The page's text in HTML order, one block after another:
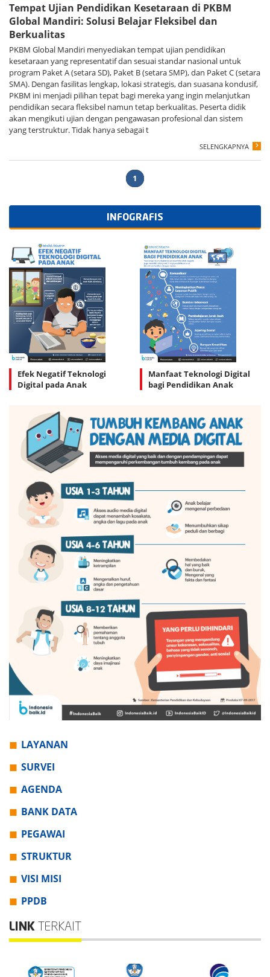
Tempat Ujian Pendidikan Kesetaraan di PKBM
Global Mandiri: Solusi Belajar Fleksibel dan
Berkualitas
PKBM Global Mandiri menyediakan tempat ujian pendidikan
kesetaraan yang representatif dan sesuai standar nasional untuk
program Paket A (setara SD), Paket B (setara SMP), dan Paket C (setara
SMA). Dengan fasilitas lengkap, lokasi strategis, dan suasana kondusif,
PKBM ini menjadi pilihan tepat bagi mereka yang ingin melanjutkan
pendidikan secara fleksibel namun tetap berkualitas. Peserta didik
akan mengikuti ujian dengan pengawasan profesional dan sistem
yang terstruktur. Tidak hanya sebagai t
SELENGKAPNYA
1
INFOGRAFIS
Efek Negatif Teknologi
Digital pada Anak
Manfaat Teknologi Digital
bagi Pendidikan Anak
LAYANAN
SURVEI
AGENDA
BANK DATA
PEGAWAI
STRUKTUR
VISI MISI
PPDB
LINK TERKAIT